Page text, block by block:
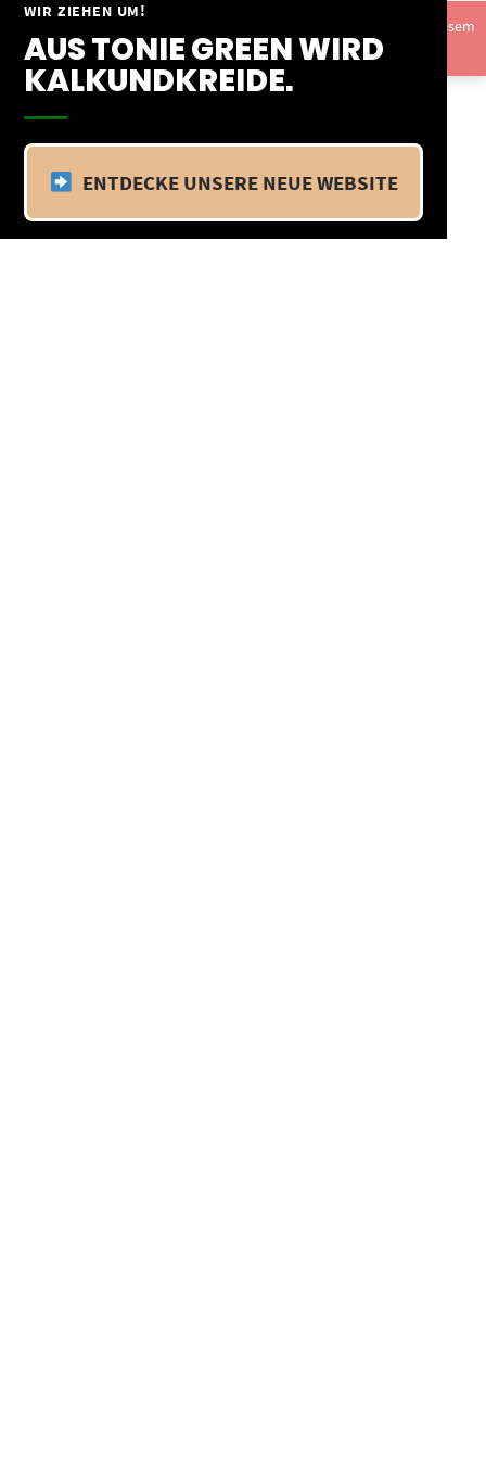
WIR ZIEHEN UM!
AUS TONIE GREEN WIRD
KALKUNDKREIDE.
ENTDECKE UNSERE NEUE WEBSITE
Springe
Inhalt
Vom 09.04.25 - 20.04.25 befinden wir uns im Betriebsurlaub. In diesem
Zeitraum findet kein Versand statt.Ausblenden